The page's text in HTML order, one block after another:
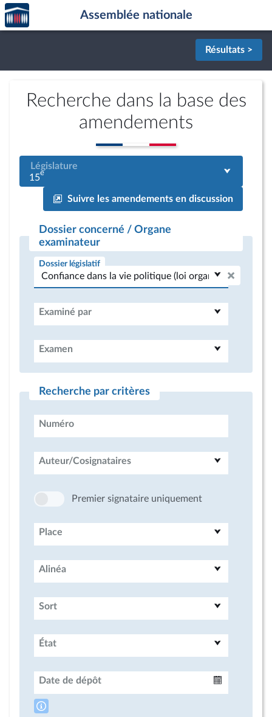
Aller au contenu
Aller en bas de la page
Accèder
à la
page
Assemblée nationale
Résultats >
Recherche dans la base des
amendements
Législature
15e
Suivre les amendements en discussion
Dossier concerné / Organe
examinateur
Dossier législatif
Examiné par
Examen
Recherche par critères
Numéro
Auteur/Cosignataires
Premier signataire uniquement
Place
Alinéa
Sort
État
Date de dépôt